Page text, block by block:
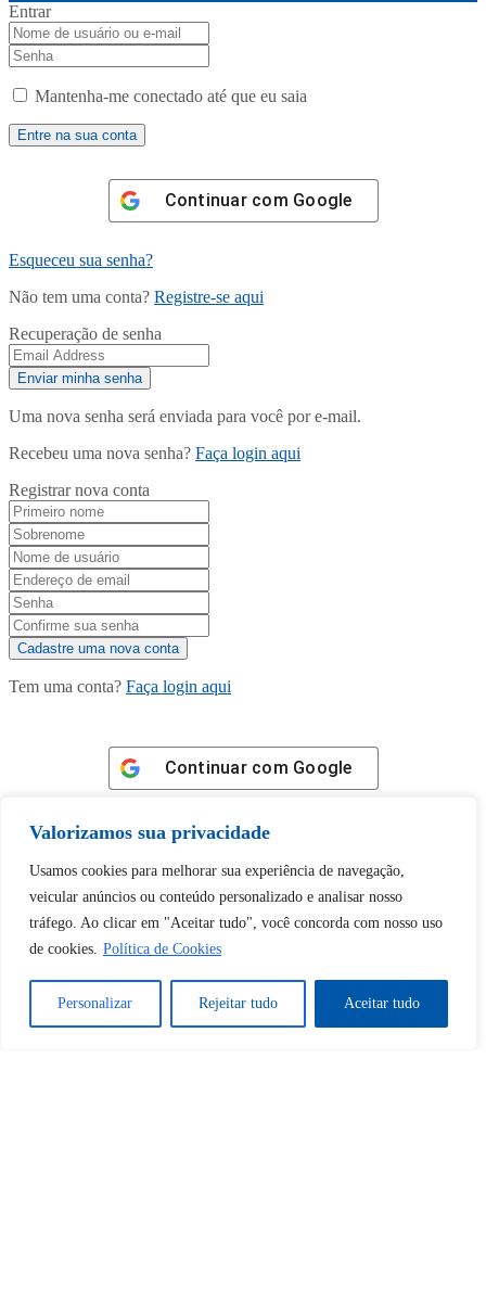
Valorizamos sua privacidade
Usamos cookies para melhorar sua experiência de navegação,
veicular anúncios ou conteúdo personalizado e analisar nosso
tráfego. Ao clicar em "Aceitar tudo", você concorda com nosso uso
de cookies. Política de Cookies
Personalizar Rejeitar tudo Aceitar tudo
Entrar
Mantenha-me conectado até que eu saia
Continuar com Google
Esqueceu sua senha?
Não tem uma conta? Registre-se aqui
Recuperação de senha
Uma nova senha será enviada para você por e-mail.
Recebeu uma nova senha? Faça login aqui
Registrar nova conta
Tem uma conta? Faça login aqui
Continuar com Google
Tem certeza de que deseja
desbloquear esta publicação?
Desbloquear esquerda : 0